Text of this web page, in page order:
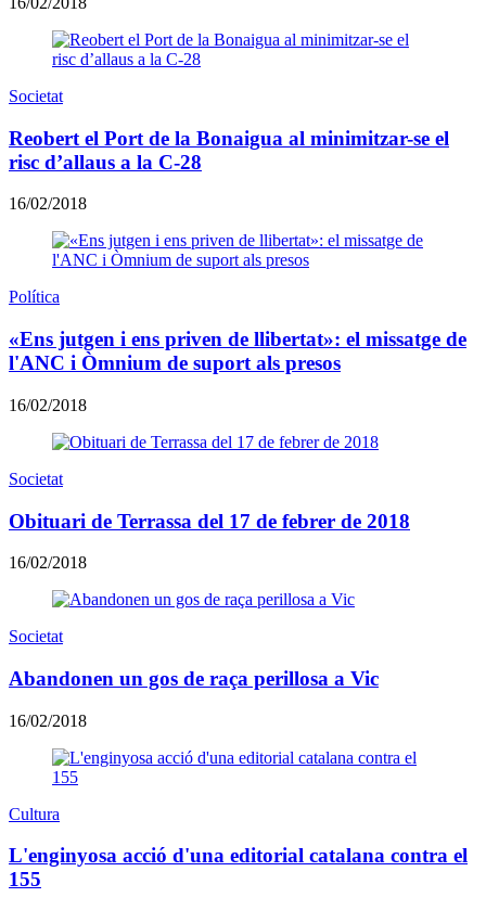
Societat
Reobert el Port de la Bonaigua al minimitzar-se el
risc d’allaus a la C-28
16/02/2018
Política
«Ens jutgen i ens priven de llibertat»: el missatge de
l'ANC i Òmnium de suport als presos
16/02/2018
Societat
Obituari de Terrassa del 17 de febrer de 2018
16/02/2018
Societat
​Abandonen un gos de raça perillosa a Vic
16/02/2018
Cultura
L'enginyosa acció d'una editorial catalana contra el
155